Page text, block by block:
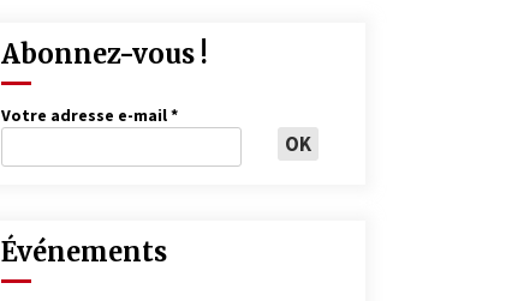
Abonnez-vous !
Votre adresse e-mail*
Événements